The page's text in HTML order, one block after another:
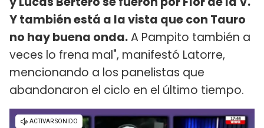
Y también está a la vista que con Tauro
no hay buena onda.A Pampito también a
veces lo frena mal", manifestó Latorre,
mencionando a los panelistas que
abandonaron el ciclo en el último tiempo.